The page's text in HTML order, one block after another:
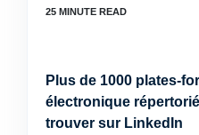
Plus de 1000 plates-
électronique
trouver sur LinkedIn